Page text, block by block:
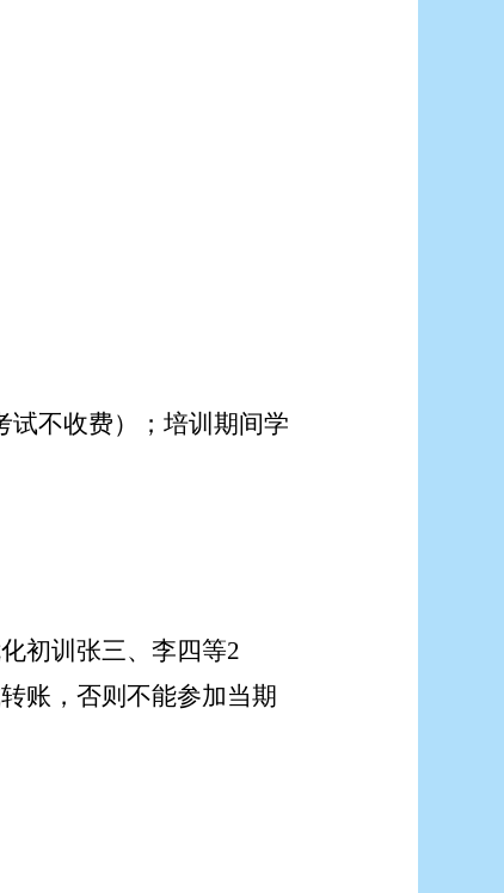
试不收费）；培训期间学
初训张三、李四等2
账，否则不能参加当期